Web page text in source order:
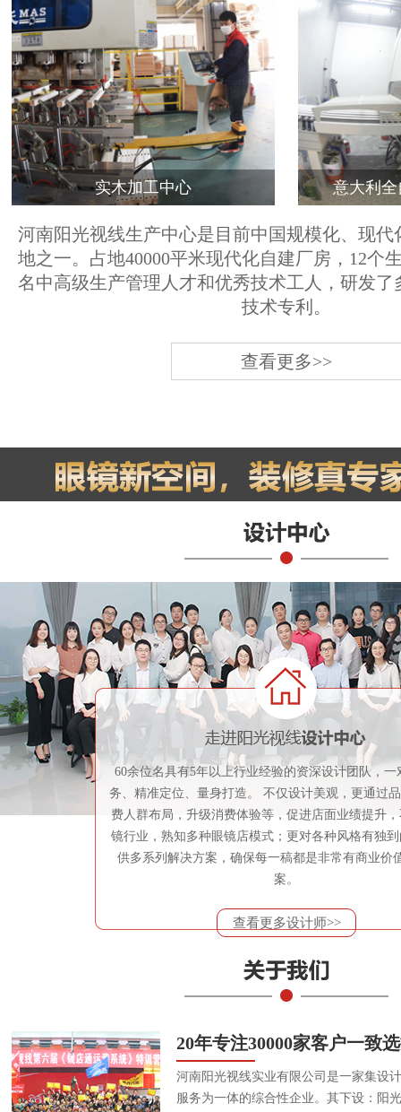
实木加工中心 意大利
河南阳光视线生产中心是目前中国规模化、现代
地之一。占地40000平米现代化自建厂房，12个
名中高级生产管理人才和优秀技术工人，研发了
技术专利。
查看更多>>
60余位名具有5年以上行业经验的资深设计团队，一
务、精准定位、量身打造。 不仅设计美观，更通过
费人群布局，升级消费体验等，促进店面业绩提升
镜行业，熟知多种眼镜店模式；更对各种风格有独
供多系列解决方案，确保每一稿都是非常有商业价
案。
查看更多设计师>>
20年专注30000家客户一致
河南阳光视线实业有限公司是一家集设
服务为一体的综合性企业。其下设：阳